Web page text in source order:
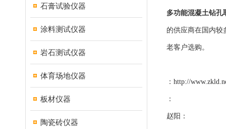
石膏试验仪器
涂料测试仪器
岩石测试仪器
体育场地仪器
板材仪器
陶瓷砖仪器
多功能混凝土钻孔
的供应商在国内较
老客户选购。
： http://
：
赵阳：